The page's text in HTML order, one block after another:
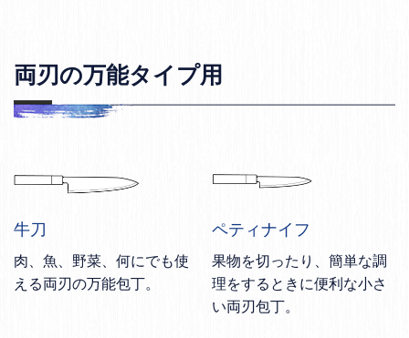
両刃の万能タイプ用
牛刀
肉、魚、野菜、何にでも使
える両刃の万能包丁。
ペティナイフ
果物を切ったり、簡単な調
理をするときに便利な小さ
い両刃包丁。